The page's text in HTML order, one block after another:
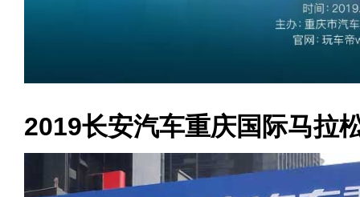
2019长安汽车重庆国际马拉